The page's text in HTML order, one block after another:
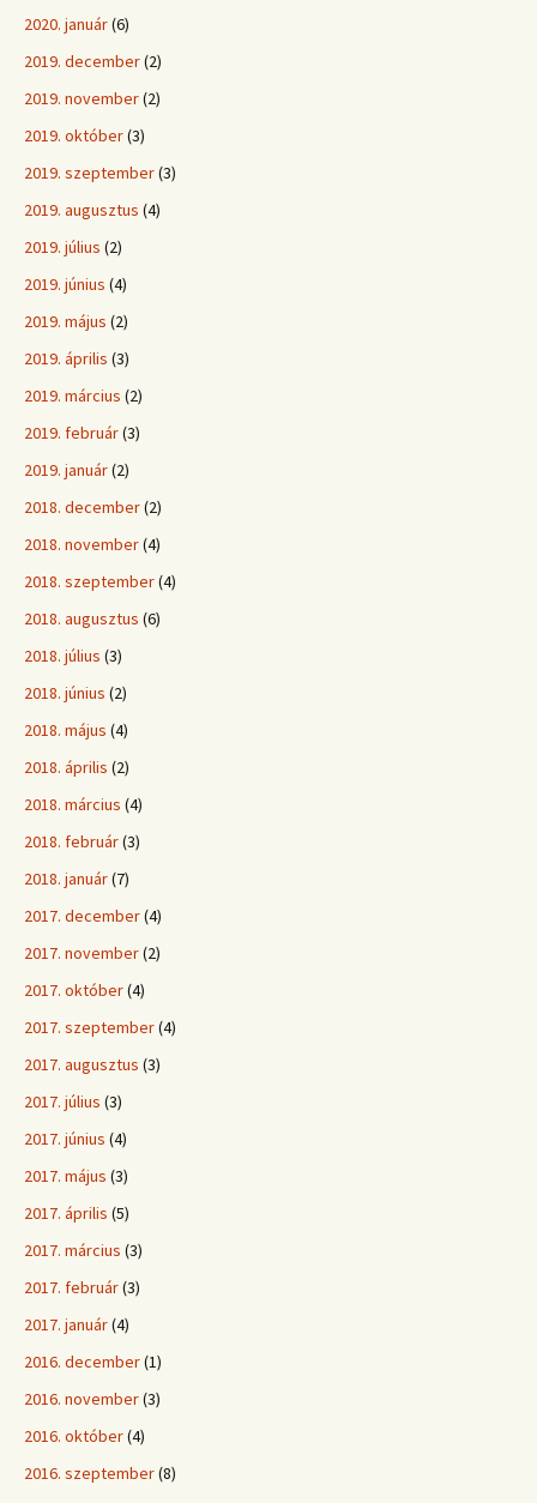
2020. január(6)
2019. december(2)
2019. november(2)
2019. október(3)
2019. szeptember(3)
2019. augusztus (4)
2019. július (2)
2019. június (4)
2019. május (2)
2019. április (3)
2019. március (2)
2019. február(3)
2019. január(2)
2018. december(2)
2018. november(4)
2018. szeptember(4)
2018. augusztus (6)
2018. július (3)
2018. június (2)
2018. május (4)
2018. április (2)
2018. március (4)
2018. február(3)
2018. január(7)
2017. december(4)
2017. november(2)
2017. október(4)
2017. szeptember(4)
2017. augusztus (3)
2017. július (3)
2017. június (4)
2017. május (3)
2017. április (5)
2017. március (3)
2017. február(3)
2017. január(4)
2016. december(1)
2016. november(3)
2016. október(4)
2016. szeptember(8)